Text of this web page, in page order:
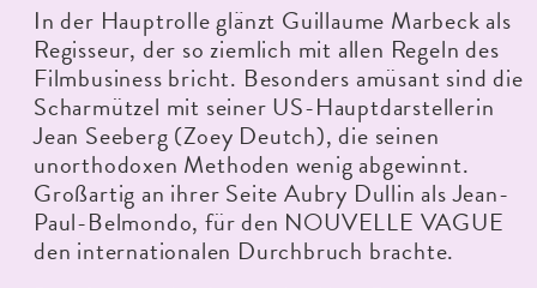
In der Hauptrolle glänzt Guillaume Marbeck als
Regisseur, der so ziemlich mit allen Regeln des
Filmbusiness bricht. Besonders amüsant sind die
Scharmützel mit seiner US-Hauptdarstellerin
Jean Seeberg (Zoey Deutch), die seinen
unorthodoxen Methoden wenig abgewinnt.
Großartig an ihrer Seite Aubry Dullin als Jean-
Paul-Belmondo, für den NOUVELLE VAGUE
den internationalen Durchbruch brachte.